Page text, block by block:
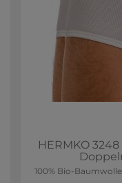
HERMKO
100% Bio-Baumwolle